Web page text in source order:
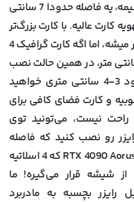
XFX بود و یه کار دو اسلات و نیمه، یه فاصله حدودا 7 سانتی
کارت عالیه. با کارت بزرگ‌تر
فاصله کارت شما با شیشه کمتر میشه، اما اگه کارت گرافیک 4
رو، که میشه حدود 8 سانتی متر، در همین حالت نصب
کنید باز شاهد یه فاصله حدود 3-4 سانتی متری خواهید
و کارت فضای کافی برای
راحت نیست، می‌تونید توی
رو نصب کنید که فاصله
بزرگ‌ترین کارت، یعنی RTX 4090 Aorus Master که 4 اسلاتیه
متری از شیشه قرار می‌گیره! ما
رایزر بچسبه به مادربرد